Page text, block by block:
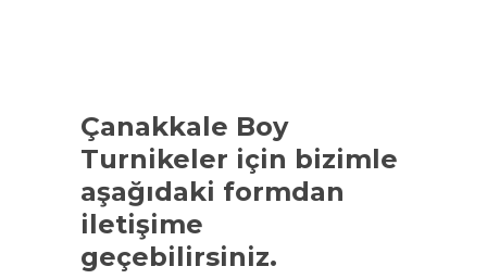
Çanakkale Boy
Turnikeler için bizimle
aşağıdaki formdan
iletişime
geçebilirsiniz.